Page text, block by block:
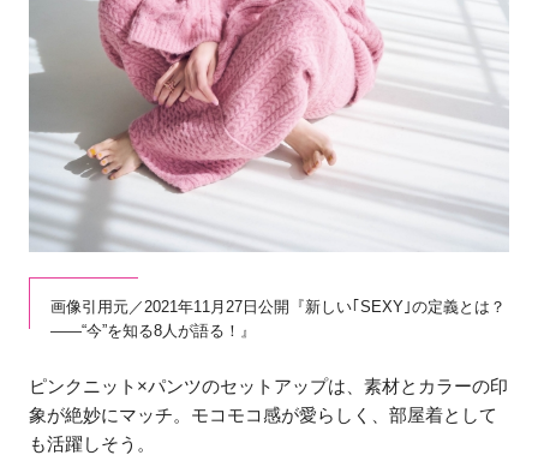
画像引用元／2021年11月27日公開『新しい｢SEXY｣の定義とは？
――“今”を知る8人が語る！』
ピンクニット×パンツのセットアップは、素材とカラーの印
象が絶妙にマッチ。モコモコ感が愛らしく、部屋着として
も活躍しそう。